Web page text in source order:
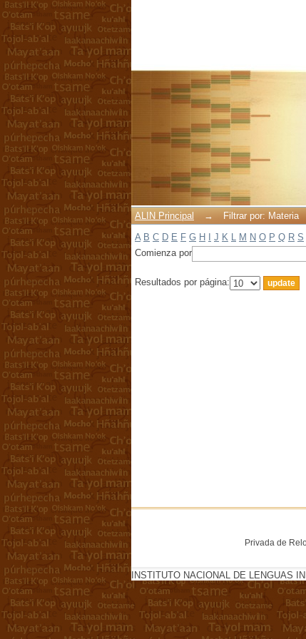
ALIN Principal →
Filtrar por: Materia
A B C D E F G H J K L M N O P Q R S
Comienza por
Resultados por página:
Privada de
INSTITUTO NACIONAL DE LENGUAS